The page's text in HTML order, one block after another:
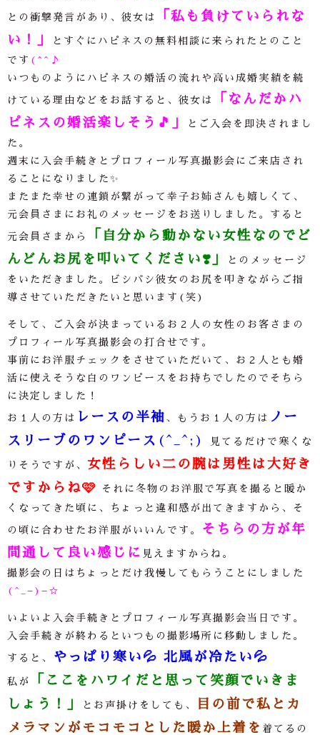
との衝撃発言があり、 彼女は
「私も負けていられな
い！」
とすぐにハピネスの無料相談に来られたとのこと
です (^^♪
いつものようにハピネスの婚活の流れや高い成婚実績を続
けている理由などをお話すると、彼女は
「なんだかハ
ピネスの婚活楽しそう 🎵 」
とご入会を即決されまし
た。
週末に入会手続きとプロフィール写真撮影会にご来店され
ることになりました ✨
またまた幸せの連鎖が繋がって幸子お姉さんも嬉しくて、
元会員さまにお礼のメッセージをお送りしました。すると
元会員さまから
「自分から動かない女性なのでど
んどんお尻を叩いてください❣️」
とのメッセージ
をいただきました。ビシバシ彼女のお尻を叩きながらご指
導させていただきたいと思います(笑)
そして、ご入会が決まっているお２人の女性のお客さまの
プロフィール写真撮影会の打合せです。
事前にお洋服チェックをさせていただいて、お２人とも婚
活に使えそうな白のワンピースをお持ちでしたのでそちら
に決定しました！
お１人の方は レースの半袖 、もうお１人の方は ノー
スリーブのワンピース (^_^;) 見てるだけで寒くな
りそうですが、 女性らしい二の腕は男性は大好き
ですからね🩷
それに冬物のお洋服で写真を撮ると暖か
くなってきた頃に、ちょっと違和感が出てきますから、そ
の頃に合わせたお洋服がいいんです。
そちらの方が年
間通して良い感じに 見えますからね。
撮影会の日はちょっとだけ我慢してもらうことにしました
(^_−)−☆
いよいよ入会手続きとプロフィール写真撮影会当日です。
入会手続きが終わるといつもの撮影場所に移動しました。
すると、 やっぱり寒い 💦 北風が冷たい 💦
私が
「ここをハワイだと思って笑顔でいきま
しょう！」
とお声掛けをしても、
目の前で私とカ
メラマンがモコモコとした暖か上着を 着てるの